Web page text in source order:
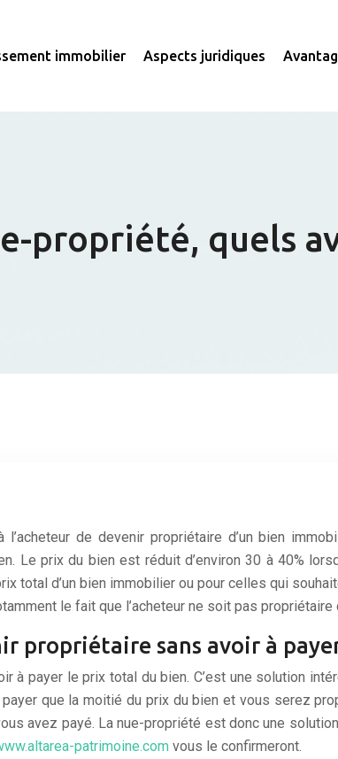
immobilier Aspects juridiques
propriété, quels
de devenir propriétaire d’un bien
Le prix du bien est réduit d’environ 30 à 40%
total d’un bien immobilier ou pour celles qui
le fait que l’acheteur ne soit pas
propriétaire sans avoir à
à payer le prix total du bien. C’est une solution
payer que la moitié du prix du bien et vous serez
avez payé. La nue-propriété est donc une
patrimoine.com vous le confirmeront.